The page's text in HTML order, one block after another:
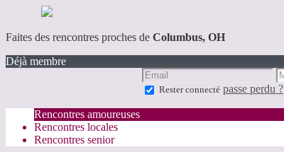
Faites des rencontres proches de Columbus, OH
Déjà membre
Rester connecté passe perdu ?
Rencontres amoureuses
Rencontres locales
Rencontres senior